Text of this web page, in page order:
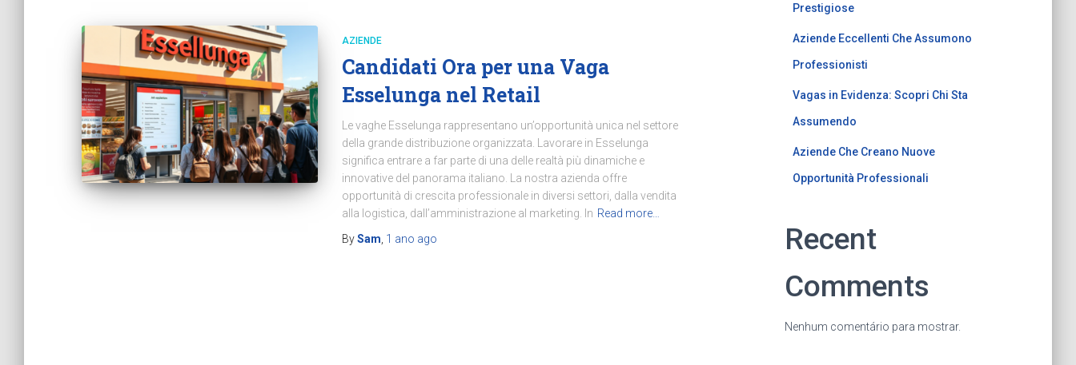
AZIENDE
Candidati Ora per una Vaga
Esselunga nel Retail
Le vaghe Esselunga rappresentano un’opportunità unica nel settore
della grande distribuzione organizzata. Lavorare in Esselunga
significa entrare a far parte di una delle realtà più dinamiche e
innovative del panorama italiano. La nostra azienda offre
opportunità di crescita professionale in diversi settori, dalla vendita
alla logistica, dall’amministrazione al marketing. In Read more…
BySam 1 ano ago
Prestigiose
Aziende Eccellenti Che Assumono
Professionisti
Vagas in Evidenza: Scopri Chi Sta
Assumendo
Aziende Che Creano Nuove
Opportunità Professionali
Recent
Comments
Nenhum comentário para mostrar.